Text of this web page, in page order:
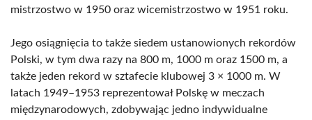
mistrzostwo w 1950 oraz wicemistrzostwo w 1951 roku.
Jego osiągnięcia to także siedem ustanowionych rekordów
Polski, w tym dwa razy na 800 m, 1000 m oraz 1500 m, a
także jeden rekord w sztafecie klubowej 3 × 1000 m. W
latach 1949–1953 reprezentował Polskę w meczach
międzynarodowych, zdobywając jedno indywidualne